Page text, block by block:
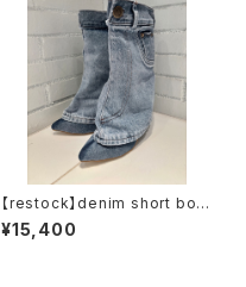
【restock】denim short boot
s ブーツ カバーブーツ デニム
ポケット ヒール
¥15,400